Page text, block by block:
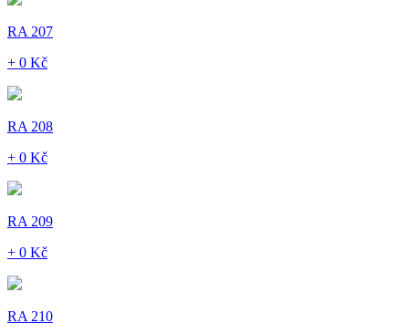
RA 207
+ 0 Kč
RA 208
+ 0 Kč
RA 209
+ 0 Kč
RA 210